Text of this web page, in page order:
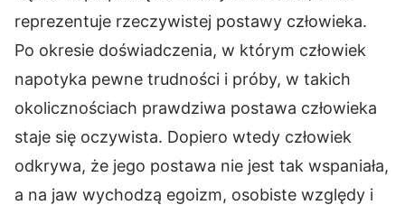
reprezentuje rzeczywistej postawy człowieka.
Po okresie doświadczenia, w którym człowiek
napotyka pewne trudności i próby, w takich
okolicznościach prawdziwa postawa człowieka
staje się oczywista. Dopiero wtedy człowiek
odkrywa, że jego postawa nie jest tak wspaniała,
a na jaw wychodzą egoizm, osobiste względy i